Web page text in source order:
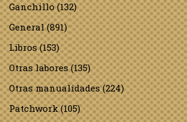
Ganchillo(132)
General(891)
Libros(153)
Otras labores(135)
Otras manualidades(224)
Patchwork(105)